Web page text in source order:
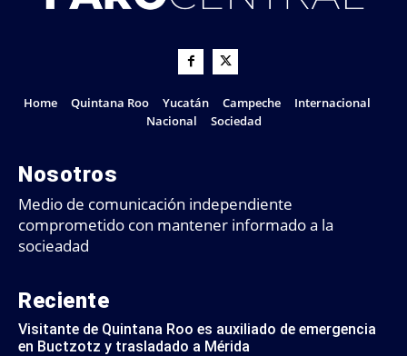
Home Quintana Roo Yucatán Campeche
Internacional
Nacional
Sociedad
Nosotros
Medio de comunicación independiente
comprometido con mantener informado a la
socieadad
Reciente
Visitante de Quintana Roo es auxiliado de emergencia
en Buctzotz y trasladado a Mérida